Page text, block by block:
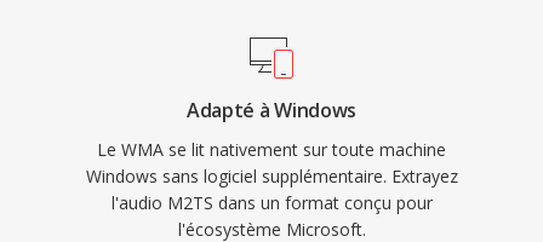
rendent le M2TS bien adapté à
l&#039;archivage de contenu haute définition
où la préservation de la pleine qualité source
boutiques de musique en ligne de cette
époque. L&#039;encodage et le décodage sont
geres nativement par Windows, né nécessitant
aucun logiciel tiers pour la lecture sûr toute
machine Windows. La compatibilité
multiplateforme s&#039;est améliorée grâce à
Adapté à Windows
Le WMA se lit nativement sur toute machine
Windows sans logiciel supplémentaire. Extrayez
l'audio M2TS dans un format conçu pour
l'écosystème Microsoft.